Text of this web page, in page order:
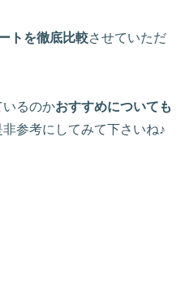
トを徹底比較させていただ
いるのかおすすめについても
参考にしてみて下さいね♪